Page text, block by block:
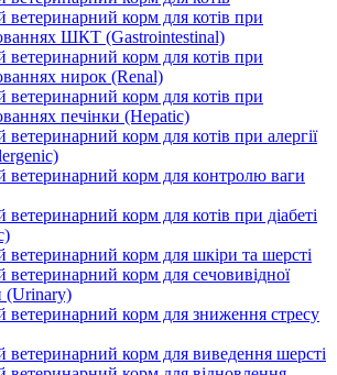
ветеринарний корм для котів при
ШКТ (Gastrointestinal)
ветеринарний корм для котів при
нирок (Renal)
ветеринарний корм для котів при
печінки (Hepatic)
ветеринарний корм для котів при алергії
ветеринарний корм для контролю ваги
ветеринарний корм для котів при діабеті
ветеринарний корм для шкіри та шерсті
ветеринарний корм для сечовивідної
(Urinary)
ветеринарний корм для зниження стресу
ветеринарний корм для виведення шерсті